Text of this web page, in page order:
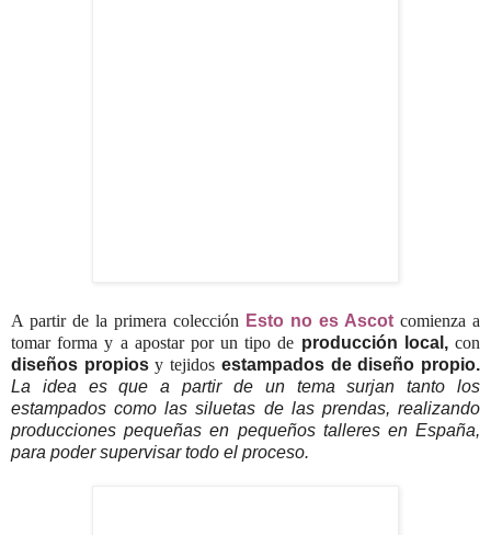
A partir de la primera colección Esto no es Ascot comienza a
tomar forma y a apostar por un tipo de producción local,con
diseños propiosy tejidos estampados de diseño propio.
La idea es que a partir de un tema surjan tanto los
estampados como las siluetas de las prendas, realizando
producciones pequeñas en pequeños talleres en España,
para poder supervisar todo el proceso.